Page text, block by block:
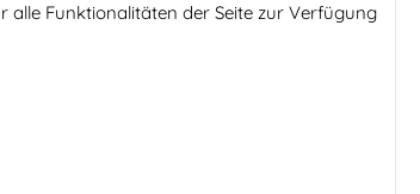
alle Funktionalitäten der Seite zur Verfügung